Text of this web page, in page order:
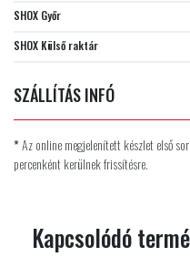
SHOX Győr
SHOX Külső raktár
SZÁLLÍTÁS INFÓ
*Az online megjelenített készlet első
percenként kerülnek frissítésre.
Kapcsolódó